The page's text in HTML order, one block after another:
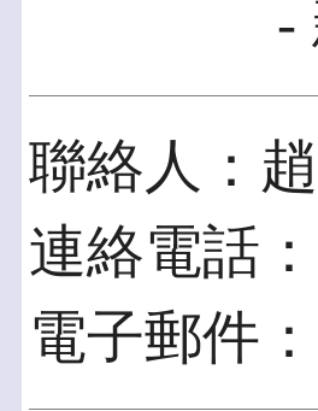
-
聯絡人：
連絡電話
電子郵件